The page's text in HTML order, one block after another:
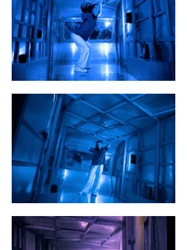
a. zeitgenössischer und klassischer Tanz,
Voguing, Mixed Abled Dance, traditionell-
koreanischer Tanz, Konzepttanz, Hip-Hop und
Latin-Dance, vorgetragen teils mit, teils ohne
Musik. Im Vorfeld des asphalt Festivals werden
Tümay Kılınçel und Cornelius Schaper aber
auch neue Tänze recherchieren und dazu
lokale Tanzgruppen aufsuchen: Was gibt es in
Düsseldorf vor Ort für besondere Tänze, die in
die Tanzliste eingefügt werden könnten?
Mittelfristig soll so aus dem Wohnwagen eine
werden. ›kaleiDANCEscope‹ wächst mit jedem
Auftritt, das Repertoire erweitert sich und lädt
ein, neue Perspektiven zu schaffen.